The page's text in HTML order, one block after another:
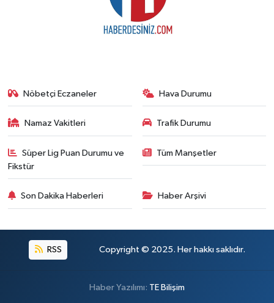
Nöbetçi Eczaneler Hava Durumu
Namaz Vakitleri Trafik Durumu
Süper Lig Puan Durumu ve
Fikstür
Tüm Manşetler
Son Dakika Haberleri Haber Arşivi
RSS Copyright © 2025. Her hakkı saklıdır.
Haber Yazılımı: TE Bilişim